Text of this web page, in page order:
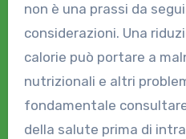
non è una prassi da
considerazioni. Una
calorie può portare a
nutrizionali e altri
fondamentale
della salute prima di